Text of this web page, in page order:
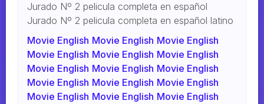
Jurado Nº 2 pelicula completa en español
Jurado Nº 2 pelicula completa en español latino
Movie English Movie English Movie English
Movie English Movie English Movie English
Movie English Movie English Movie English
Movie English Movie English Movie English
Movie English Movie English Movie English